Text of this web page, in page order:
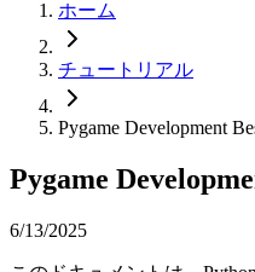
ホーム
チュートリアル
Pygame Development
Pygame
6/13/2025